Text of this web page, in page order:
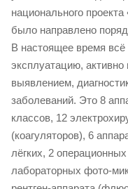
национального
было направлено
В настоящее время
эксплуатацию, активно
выявлением,
заболеваний. Это 8
классов, 12
(коагуляторов), 6
лёгких, 2
лабораторных фото-